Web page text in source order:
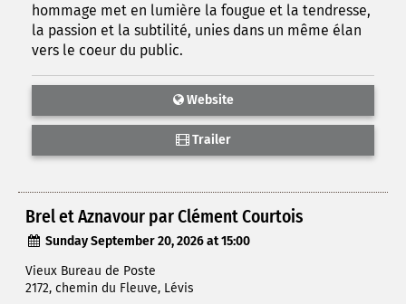
hommage met en lumière la fougue et la tendresse,
la passion et la subtilité, unies dans un même élan
vers le coeur du public.
Website
Trailer
Brel et Aznavour par Clément Courtois
Sunday September 20, 2026 at 15:00
Vieux Bureau de Poste
2172, chemin du Fleuve, Lévis